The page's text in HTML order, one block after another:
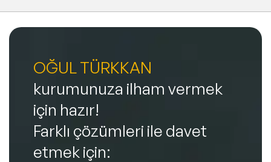
OĞUL TÜRKKAN
kurumunuza ilham vermek
için hazır!
Farklı çözümleri ile davet
etmek için: